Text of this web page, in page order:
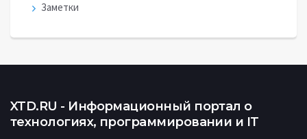
Заметки
XTD.RU - Информационный портал о
технологиях, программировании и IT